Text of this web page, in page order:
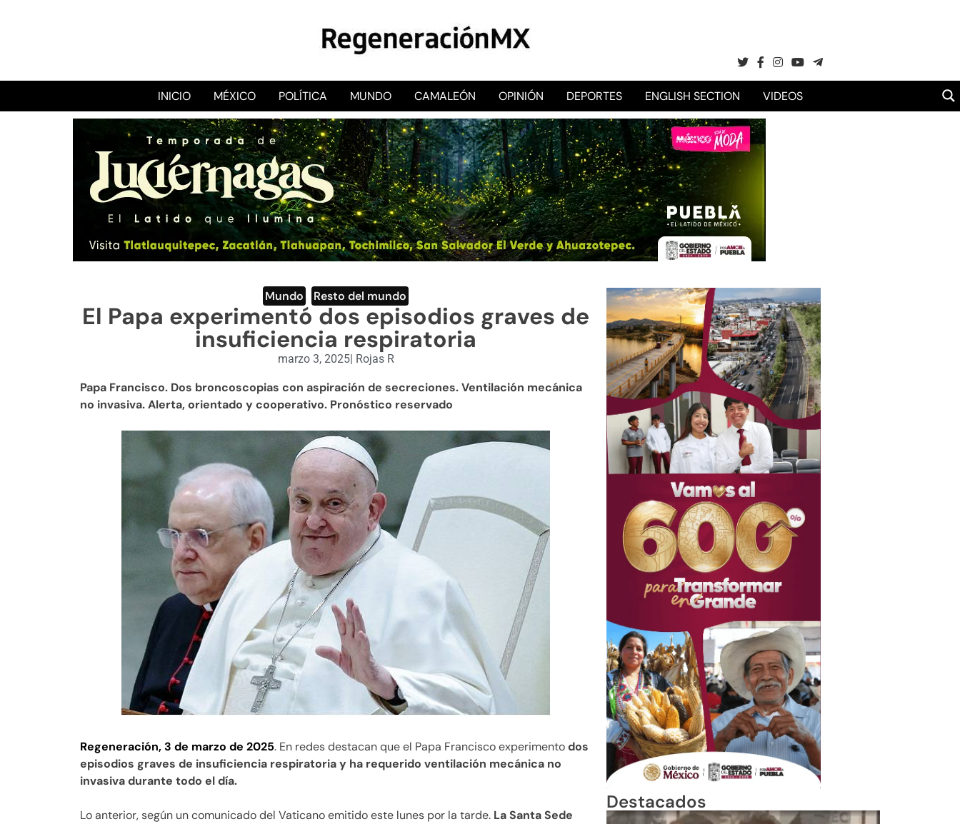
RegeneraciónMX
Sitio de noticias libre e independiente
INICIO MÉXICO POLÍTICA MUNDO CAMALEÓN OPINIÓN DEPORTES ENGLISH SECTION VIDEOS
Mundo Resto del mundo
El Papa experimentó dos episodios graves de
insuficiencia respiratoria
marzo 3, 2025| Rojas R
Papa Francisco. Dos broncoscopias con aspiración de secreciones. Ventilación mecánica
no invasiva. Alerta, orientado y cooperativo. Pronóstico reservado
Regeneración, 3 de marzo de 2025. En redes destacan que el Papa Francisco experimentodos
episodios graves de insuficiencia respiratoria y ha requerido ventilación mecánica no
invasiva durante todo el día.
Lo anterior, según un comunicado del Vaticano emitido este lunes por la tarde. La Santa Sede
Destacados